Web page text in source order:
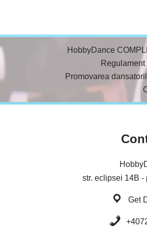
HobbyDance
Promovarea
str. eclipsei 14B
Get